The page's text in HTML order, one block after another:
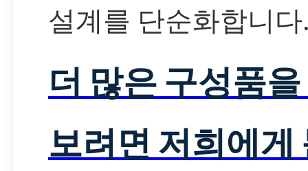
설계를 단순화합니
더 많은 구성품
보려면 저희에게